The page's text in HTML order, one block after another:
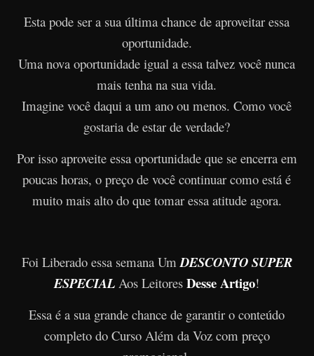
Esta pode ser a sua última chance de aproveitar essa
oportunidade.
Uma nova oportunidade igual a essa talvez você nunca
mais tenha na sua vida.
Imagine você daqui a um ano ou menos. Como você
gostaria de estar de verdade?
Por isso aproveite essa oportunidade que se encerra em
poucas horas, o preço de você continuar como está é
muito mais alto do que tomar essa atitude agora.
Foi Liberado essa semana Um DESCONTO SUPER
ESPECIAL Aos LeitoresDesse Artigo!
Essa é a sua grande chance de garantir o conteúdo
completo do Curso Além da Voz com preço